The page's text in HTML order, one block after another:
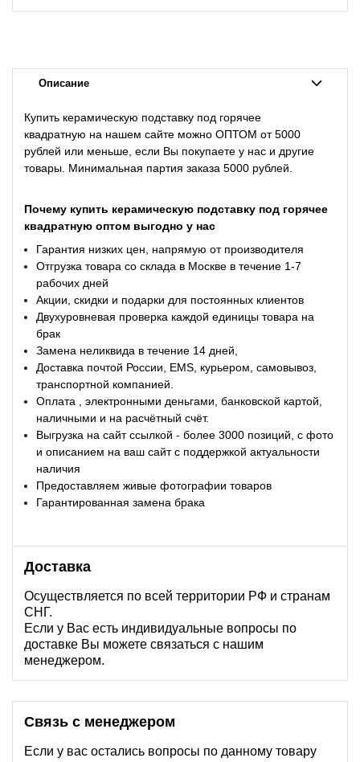
Описание
Купить керамическую подставку под горячее
квадратную на нашем сайте можно ОПТОМ от 5000
рублей или меньше, если Вы покупаете у нас и другие
товары. Минимальная партия заказа 5000 рублей.
Почему купить керамическую подставку под горячее
квадратную оптом выгодно у нас
Гарантия низких цен, напрямую от производителя
Отгрузка товара со склада в Москве в течение 1-7
рабочих дней
Акции, скидки и подарки для постоянных клиентов
Двухуровневая проверка каждой единицы товара на
брак
Замена неликвида в течение 14 дней,
Доставка почтой России, EMS, курьером, самовывоз,
транспортной компанией.
Оплата , электронными деньгами, банковской картой,
наличными и на расчётный счёт.
Выгрузка на сайт ссылкой - более 3000 позиций, с фото
и описанием на ваш сайт с поддержкой актуальности
наличия
Предоставляем живые фотографии товаров
Гарантированная замена брака
Доставка
Осуществляется по всей территории РФ и странам
СНГ.
Если у Вас есть индивидуальные вопросы по
доставке Вы можете связаться с нашим
менеджером.
Связь с менеджером
Если у вас остались вопросы по данному товару